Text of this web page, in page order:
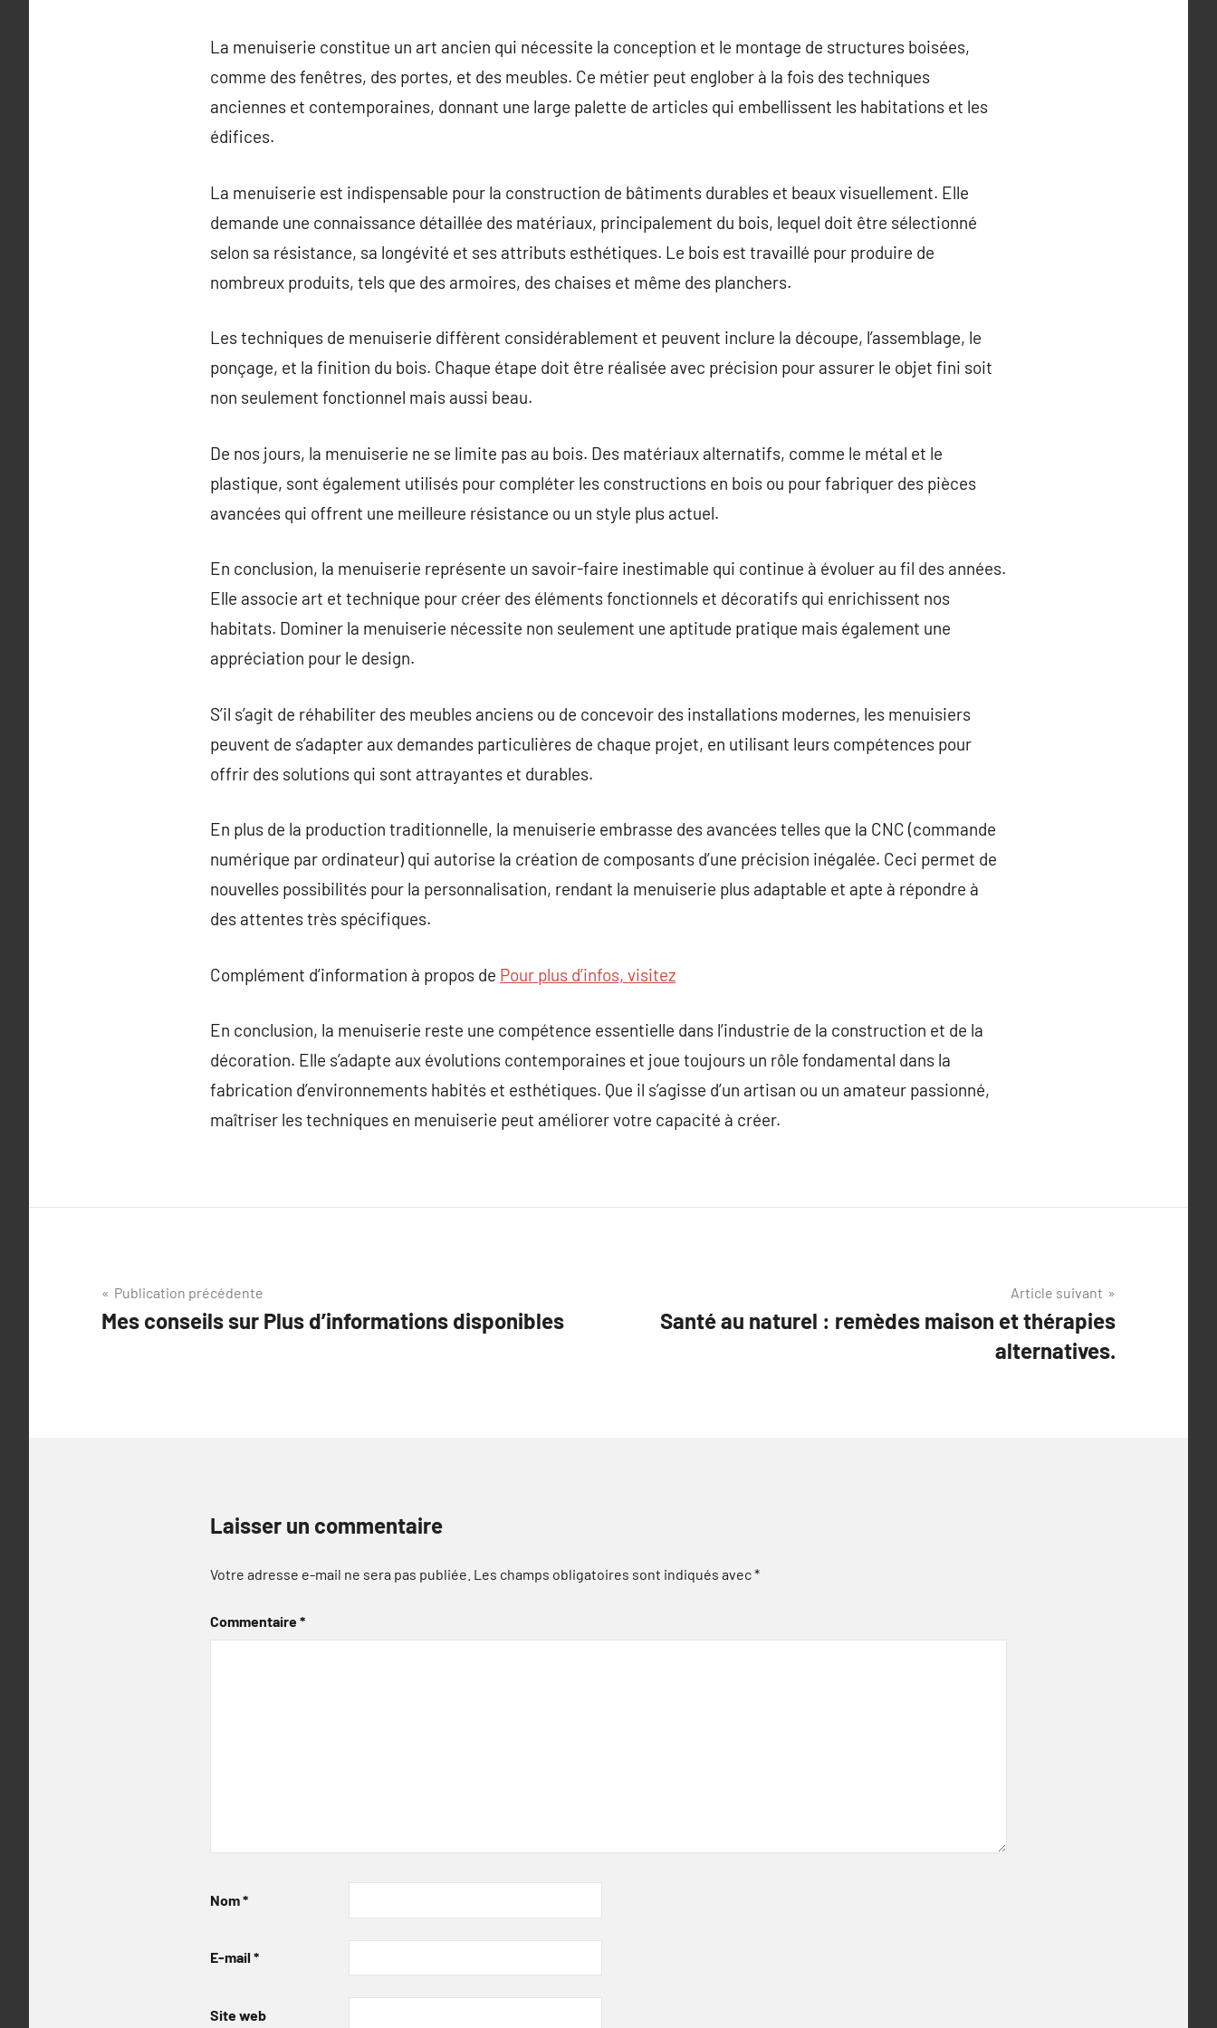
La menuiserie constitue un art ancien qui nécessite la conception et le montage de structures boisées,
comme des fenêtres, des portes, et des meubles. Ce métier peut englober à la fois des techniques
anciennes et contemporaines, donnant une large palette de articles qui embellissent les habitations et les
édifices.
La menuiserie est indispensable pour la construction de bâtiments durables et beaux visuellement. Elle
demande une connaissance détaillée des matériaux, principalement du bois, lequel doit être sélectionné
selon sa résistance, sa longévité et ses attributs esthétiques. Le bois est travaillé pour produire de
nombreux produits, tels que des armoires, des chaises et même des planchers.
Les techniques de menuiserie diffèrent considérablement et peuvent inclure la découpe, l’assemblage, le
ponçage, et la finition du bois. Chaque étape doit être réalisée avec précision pour assurer le objet fini soit
non seulement fonctionnel mais aussi beau.
De nos jours, la menuiserie ne se limite pas au bois. Des matériaux alternatifs, comme le métal et le
plastique, sont également utilisés pour compléter les constructions en bois ou pour fabriquer des pièces
avancées qui offrent une meilleure résistance ou un style plus actuel.
En conclusion, la menuiserie représente un savoir-faire inestimable qui continue à évoluer au fil des années.
Elle associe art et technique pour créer des éléments fonctionnels et décoratifs qui enrichissent nos
habitats. Dominer la menuiserie nécessite non seulement une aptitude pratique mais également une
appréciation pour le design.
S’il s’agit de réhabiliter des meubles anciens ou de concevoir des installations modernes, les menuisiers
peuvent de s’adapter aux demandes particulières de chaque projet, en utilisant leurs compétences pour
offrir des solutions qui sont attrayantes et durables.
En plus de la production traditionnelle, la menuiserie embrasse des avancées telles que la CNC (commande
numérique par ordinateur) qui autorise la création de composants d’une précision inégalée. Ceci permet de
nouvelles possibilités pour la personnalisation, rendant la menuiserie plus adaptable et apte à répondre à
des attentes très spécifiques.
Complément d’information à propos de Pour plus d’infos, visitez
En conclusion, la menuiserie reste une compétence essentielle dans l’industrie de la construction et de la
décoration. Elle s’adapte aux évolutions contemporaines et joue toujours un rôle fondamental dans la
fabrication d’environnements habités et esthétiques. Que il s’agisse d’un artisan ou un amateur passionné,
maîtriser les techniques en menuiserie peut améliorer votre capacité à créer.
Navigation
de
Publication précédente
Mes conseils sur Plus d’informations disponibles
Article suivant
Santé au naturel : remèdes maison et thérapies
alternatives.
Laisser un commentaire
Votre adresse e-mail ne sera pas publiée. Les champs obligatoires sont indiqués avec*
Commentaire*
Nom*
E-mail *
Site web